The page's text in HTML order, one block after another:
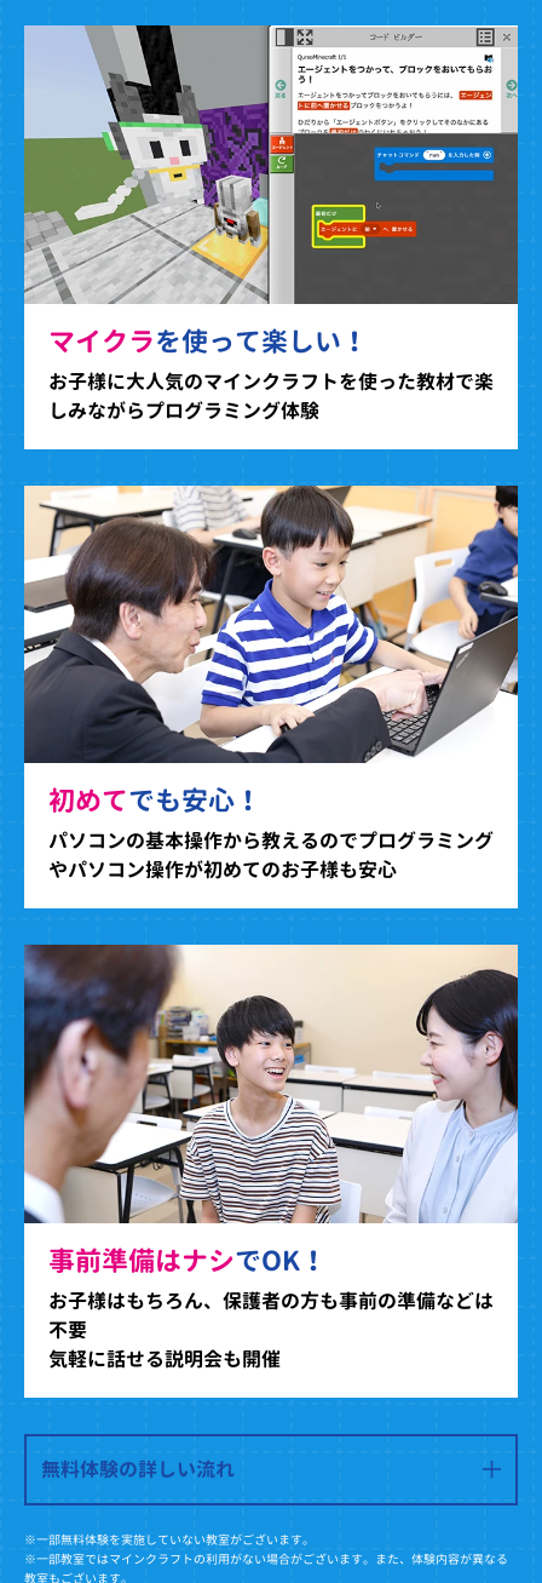
マイクラを使って楽しい！
お子様に大人気のマインクラフトを使った教材で楽
しみながらプログラミング体験
初めてでも安心！
パソコンの基本操作から教えるのでプログラミング
やパソコン操作が初めてのお子様も安心
事前準備はナシでOK！
お子様はもちろん、保護者の方も事前の準備などは
不要
気軽に話せる説明会も開催
無料体験の詳しい流れ
※一部無料体験を実施していない教室がございます。
※一部教室ではマインクラフトの利用がない場合がございます。また、体験内容が異なる
教室もございます。